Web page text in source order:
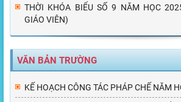
THỜI KHÓA BIỂU SỐ 9 NĂM HỌC
GIÁO VIÊN)
VĂN BẢN TRƯỜNG
KẾ HOẠCH CÔNG TÁC PHÁP CHẾ NĂM